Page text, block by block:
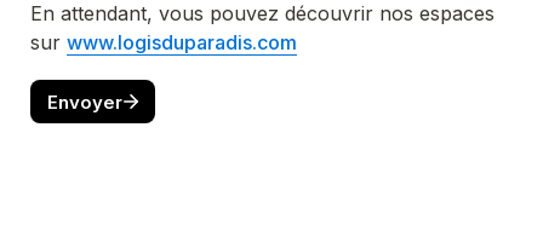
En attendant, vous pouvez découvrir nos espaces
sur www.logisduparadis.com
Envoyer